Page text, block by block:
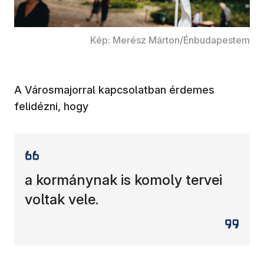
Kép: Merész Márton/Énbudapestem
A Városmajorral kapcsolatban érdemes
felidézni, hogy
a kormánynak is komoly tervei
voltak vele.